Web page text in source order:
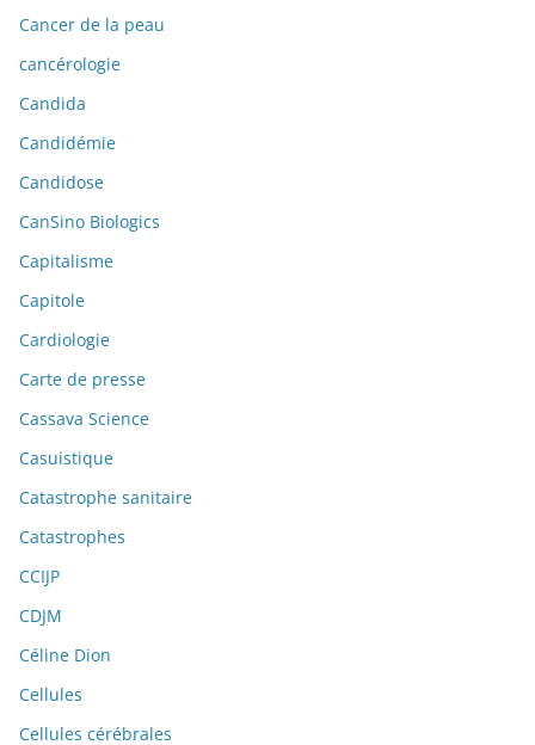
Cancer de la peau
cancérologie
Candida
Candidémie
Candidose
CanSino Biologics
Capitalisme
Capitole
Cardiologie
Carte de presse
Cassava Science
Casuistique
Catastrophe sanitaire
Catastrophes
CCIJP
CDJM
Céline Dion
Cellules
Cellules cérébrales